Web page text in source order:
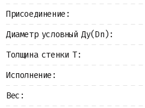
Присоединение:
Диаметр условный Ду(Dn):
Толщина стенки Т:
Исполнение:
Вес: